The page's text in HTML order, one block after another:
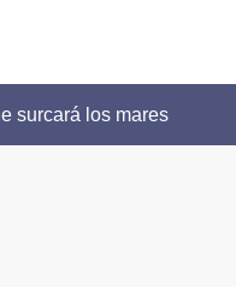
surcará los mares